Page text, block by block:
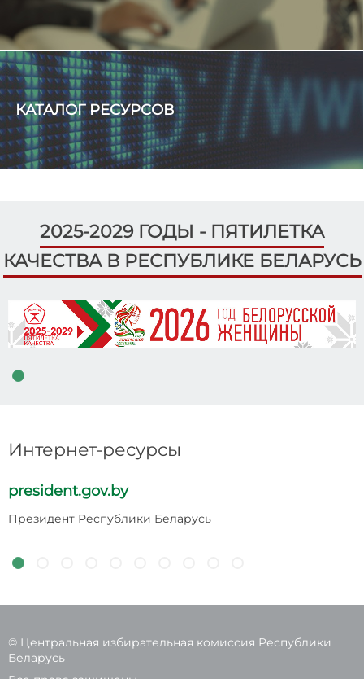
ЦИК Беларуси
Какой национальный символ Беларуси выбирает
молодежь?
КАТАЛОГ РЕСУРСОВ
2025-2029 ГОДЫ - ПЯТИЛЕТКА
КАЧЕСТВА В РЕСПУБЛИКЕ БЕЛАРУСЬ
Интернет-ресурсы
president.gov.by
Президент Республики Беларусь
© Центральная избирательная комиссия Республики
Беларусь